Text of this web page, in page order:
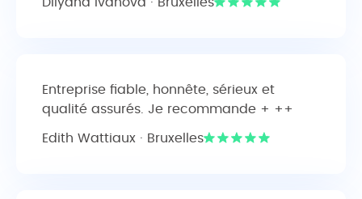
Entreprise fiable, honnête, sérieux et
qualité assurés. Je recommande + ++
Edith Wattiaux · Bruxelles